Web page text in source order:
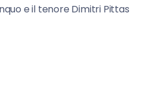
e il tenore Dimitri Pittas